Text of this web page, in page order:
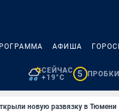
АФИША
СЕЙЧАС
+19°C
5 ПРОБКИ
новую развязку в Тюмени